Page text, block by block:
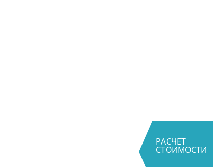
РАСЧЕТ
СТОИМОСТИ